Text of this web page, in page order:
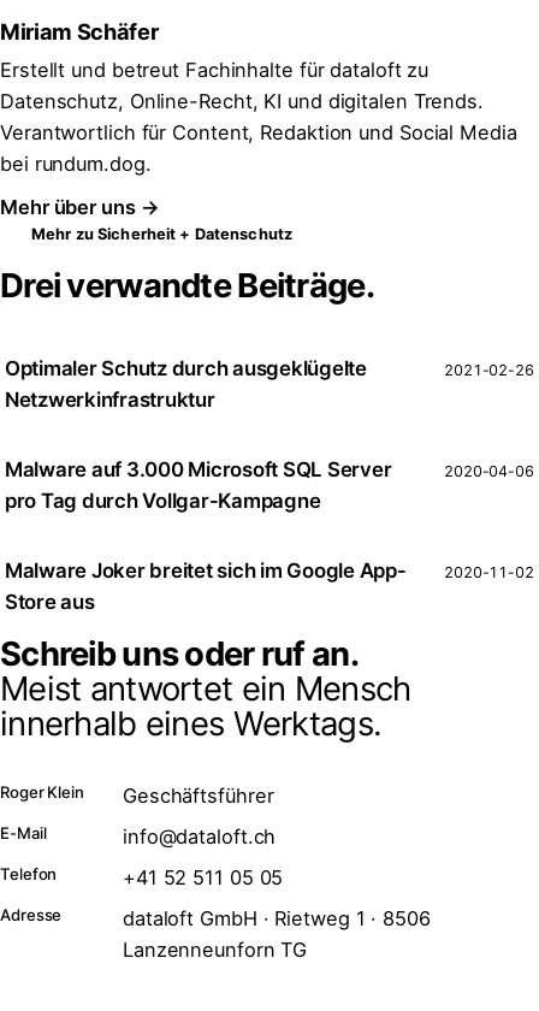
Miriam Schäfer
Erstellt und betreut Fachinhalte für dataloft zu
Datenschutz, Online-Recht, KI und digitalen Trends.
Verantwortlich für Content, Redaktion und Social Media
bei rundum.dog.
Mehr über uns →
Mehr zu Sicherheit + Datenschutz
Drei verwandte Beiträge.
Optimaler Schutz durch ausgeklügelte
Netzwerkinfrastruktur
2021-02-26
Malware auf 3.000 Microsoft SQL Server
pro Tag durch Vollgar-Kampagne
2020-04-06
Malware Joker breitet sich im Google App-
Store aus
2020-11-02
Schreib uns oder ruf an.
Meist antwortet ein Mensch
innerhalb eines Werktags.
Roger Klein Geschäftsführer
E-Mail info@dataloft.ch
Telefon +41 52 511 05 05
Adresse
dataloft GmbH · Rietweg 1 · 8506
Lanzenneunforn TG